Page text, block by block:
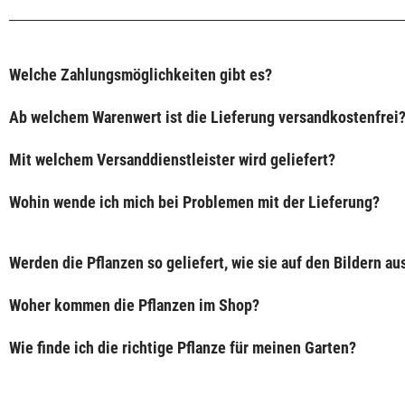
Welche Zahlungsmöglichkeiten gibt es?
Ab welchem Warenwert ist die Lieferung versandkostenfrei?
Mit welchem Versanddienstleister wird geliefert?
Wohin wende ich mich bei Problemen mit der Lieferung?
Werden die Pflanzen so geliefert, wie sie auf den Bildern
Woher kommen die Pflanzen im Shop?
Wie finde ich die richtige Pflanze für meinen Garten?